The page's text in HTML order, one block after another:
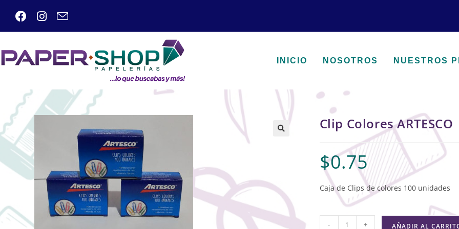
INICIO NOSOTROS NUESTROS
Clip Colores ARTESCO
$0.75
Caja de Clips de colores 100 unidades
- + AÑADIR AL